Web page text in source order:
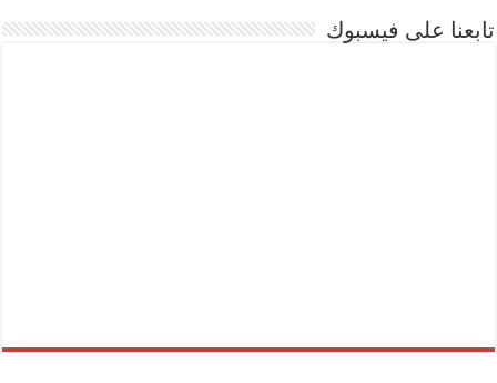
تابعنا على فيسبوك